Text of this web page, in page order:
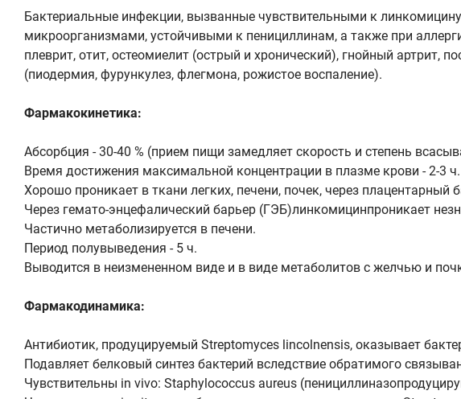
Бактериальные инфекции, вызванные чувствительными к
микроорганизмами, устойчивыми к пенициллинам, а также при
плеврит, отит, остеомиелит (острый и хронический), гнойный
(пиодермия, фурункулез, флегмона, рожистое воспаление).
Фармакокинетика:
Абсорбция - 30-40 % (прием пищи замедляет скорость и степень
Время достижения максимальной концентрации в плазме крови - 2-3 ч.
Хорошо проникает в ткани легких, печени, почек, через
Через гемато-энцефалический барьер (ГЭБ)линкомицинпроникает
Частично метаболизируется в печени.
Период полувыведения - 5 ч.
Выводится в неизмененном виде и в виде метаболитов с желчью и
Фармакодинамика:
Антибиотик, продуцируемый Streptomyces lincolnensis, оказывает
Подавляет белковый синтез бактерий вследствие обратимого
Чувствительны in vivo: Staphylococcus aureus